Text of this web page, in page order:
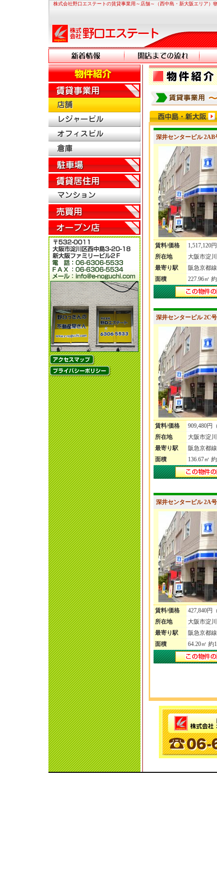
株式会社野口エステートの賃貸事業用～店舗～（西中島・新大阪エリア）
深井センタービル 2AB
賃料/価格
1,517,120
所在地
大阪市淀
最寄り駅
阪急京都
面積
227.96㎡
深井センタービル 2C号
賃料/価格
909,480円
所在地
大阪市淀
最寄り駅
阪急京都
面積
136.67㎡
深井センタービル 2A号
賃料/価格
427,840円
所在地
大阪市淀
最寄り駅
阪急京都
面積
64.20㎡ 約